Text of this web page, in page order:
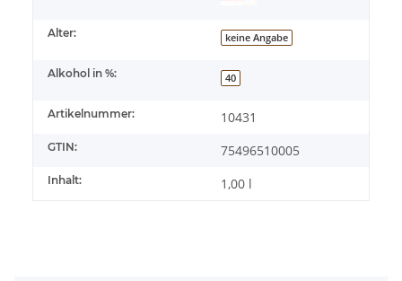
Alter: keine Angabe
Alkohol in %: 40
Artikelnummer: 10431
GTIN: 75496510005
Inhalt: 1,00 l